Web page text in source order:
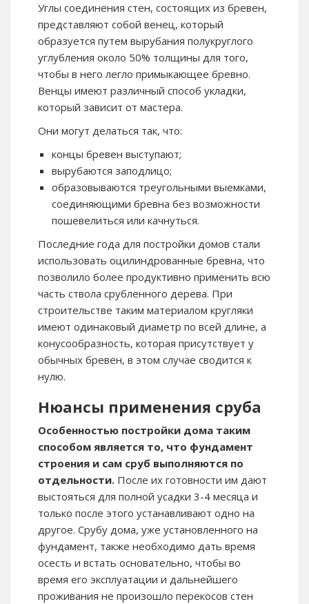
Углы соединения стен, состоящих из бревен,
представляют собой венец, который
образуется путем вырубания полукруглого
углубления около 50% толщины для того,
чтобы в него легло примыкающее бревно.
Венцы имеют различный способ укладки,
который зависит от мастера.
Они могут делаться так, что:
концы бревен выступают;
вырубаются заподлицо;
образовываются треугольными выемками,
соединяющими бревна без возможности
пошевелиться или качнуться.
Последние года для постройки домов стали
использовать оцилиндрованные бревна, что
позволило более продуктивно применить всю
часть ствола срубленного дерева. При
строительстве таким материалом кругляки
имеют одинаковый диаметр по всей длине, а
конусообразность, которая присутствует у
обычных бревен, в этом случае сводится к
нулю.
Нюансы применения сруба
Особенностью постройки дома таким
способом является то, что фундамент
строения и сам сруб выполняются по
отдельности. После их готовности им дают
выстояться для полной усадки 3-4 месяца и
только после этого устанавливают одно на
другое. Срубу дома, уже установленного на
фундамент, также необходимо дать время
осесть и встать основательно, чтобы во
время его эксплуатации и дальнейшего
проживания не произошло перекосов стен